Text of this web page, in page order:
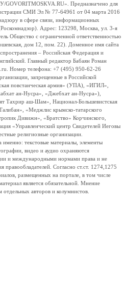
Предназначено для
СМИ Эл № 77-64961 от 04 марта 2016
в сфере связи, информационных
Адрес: 123298, Москва, ул. 3-я
Общество с ограниченной ответственностью
дом 12, пом. 22). Доменное имя сайта
– Российская Федерация и
Главный редактор Бабаян Роман
Номер телефона: +7 (495) 950-62-26
запрещенные в Российской
повстанческая армия» (УПА), «ИГИЛ»,
ан-Нусра», «Джебхат ан-Нусра»),
Тахрир аш-Шам», Национал-Большевистская
«Меджлис крымско-татарского
Дивижн», «Братство» Корчинского,
«Управленческий центр Свидетелей Иеговы
религиозные организации.
текстовые материалы, элементы
видео и аудио охраняются
и международными нормами права и не
правообладателей. Согласно ст.ст. 1274,1275
размещенных на портале, в том числе
является обязательной. Мнение
авторов и колумнистов.